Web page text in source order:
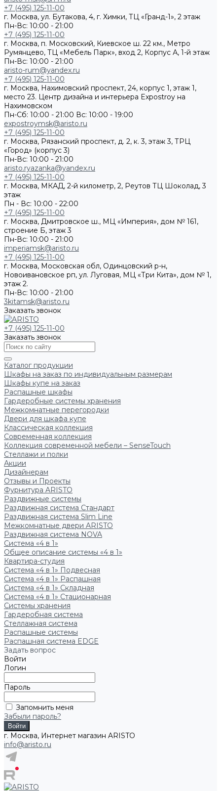
+7 (495) 125-11-00
г. Москва, ул. Бутакова, 4, г. Химки, ТЦ «Гранд-1», 2 этаж
Пн-Вс: 10:00 - 21:00
+7 (495) 125-11-00
г. Москва, п. Московский, Киевское ш. 22 км., Метро
Румянцево, ТЦ «Мебель Парк», вход 2, Корпус А, 1-й этаж
Пн-Вс: 10:00 - 21:00
aristo-rum@yandex.ru
+7 (495) 125-11-00
г. Москва, Нахимовский проспект, 24, корпус 1, этаж 1,
место 23. Центр дизайна и интерьера Expostroy на
Нахимовском
Пн-Сб: 10:00 - 21:00 Вс: 10:00 - 19:00
expostroymsk@aristo.ru
+7 (495) 125-11-00
г. Москва, Рязанский проспект, д. 2, к. 3, этаж 3, ТРЦ
«Город» (корпус 3)
Пн-Вс: 10:00 - 21:00
aristo.ryazanka@yandex.ru
+7 (495) 125-11-00
г. Москва, МКАД, 2-й километр, 2, Реутов ТЦ Шоколад, 3
этаж
Пн - Вс: 10:00 - 22:00
+7 (495) 125-11-00
г. Москва, Дмитровское ш., МЦ «Империя», дом № 161,
строение Б, этаж 3
Пн-Вс: 10:00 - 21:00
imperiamsk@aristo.ru
+7 (495) 125-11-00
г. Москва, Московская обл, Одинцовский р-н,
Новоивановское рп, ул. Луговая, МЦ «Три Кита», дом № 1,
этаж 2.
Пн-Вс: 10:00 - 21:00
3kitamsk@aristo.ru
Заказать звонок
+7 (495) 125-11-00
Заказать звонок
Каталог продукции
Шкафы на заказ по индивидуальным размерам
Шкафы купе на заказ
Распашные шкафы
Гардеробные системы хранения
Межкомнатные перегородки
Двери для шкафа купе
Классическая коллекция
Современная коллекция
Коллекция современной мебели – SenseTouch
Стеллажи и полки
Акции
Дизайнерам
Отзывы и Проекты
Фурнитура ARISTO
Раздвижные системы
Раздвижная система Стандарт
Раздвижная система Slim Line
Межкомнатные двери ARISTO
Раздвижная система NOVA
Система «4 в 1»
Общее описание системы «4 в 1»
Квартира-студия
Система «4 в 1» Подвесная
Система «4 в 1» Распашная
Система «4 в 1» Складная
Система «4 в 1» Стационарная
Системы хранения
Гардеробная система
Стеллажная система
Распашные системы
Распашная система EDGE
Задать вопрос
Войти
Логин
Пароль
Запомнить меня
Забыли пароль?
г. Москва, Интернет магазин ARISTO
info@aristo.ru